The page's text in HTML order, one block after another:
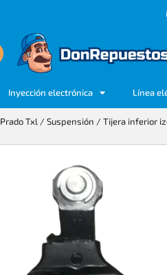
Inyección electrónica Línea
Prado Txl /Suspensión / Tijera inferior